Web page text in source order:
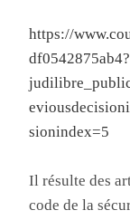
https://
df0542875ab4?
sionindex=5
Il résulte des
code de la